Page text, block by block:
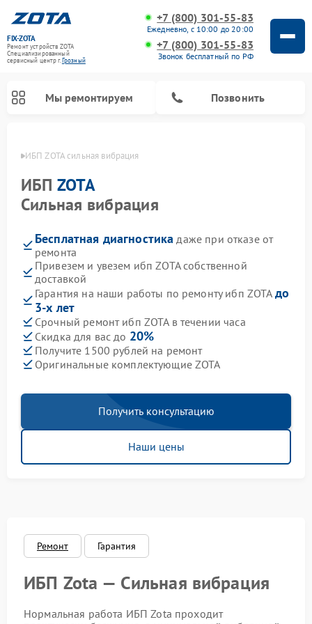
FIX-ZOTA
Ремонт устройств ZOTA
Специализированный
cервисный центр г.Грозный
+7 (800) 301-55-83
Ежедневно, с 10:00 до 20:00
+7 (800) 301-55-83
Звонок бесплатный по РФ
Мы ремонтируем Позвонить
ИБП ZOTA сильная вибрация
ИБП ZOTA
Сильная вибрация
Бесплатная диагностика даже при отказе от
ремонта
Привезем и увезем ибп ZOTA собственной
доставкой
Гарантия на наши работы по ремонту ибп ZOTA до
3-х лет
Срочный ремонт ибп ZOTA в течении часа
Скидка для вас до 20%
Получите 1500 рублей на ремонт
Оригинальные комплектующие ZOTA
Получить консультацию
Наши цены
Ремонт Гарантия
ИБП Zota — Сильная вибрация
Нормальная работа ИБП Zota проходит